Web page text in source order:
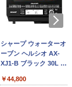
新潟県産新之助 無洗米
5kg 令和7年産
￥4,536
サントリー シングルモ
ルト ウイスキー 白州
Story of the Distillery
￥20,000
マルちゃん マルちゃん
ZUBAAAN! 横浜家系
醤油豚骨 3食パック
￥467
シャープ ウォーターオ
ーブン ヘルシオ AX-
XJ1-B ブラック 30L 2
トースト機能
￥44,800